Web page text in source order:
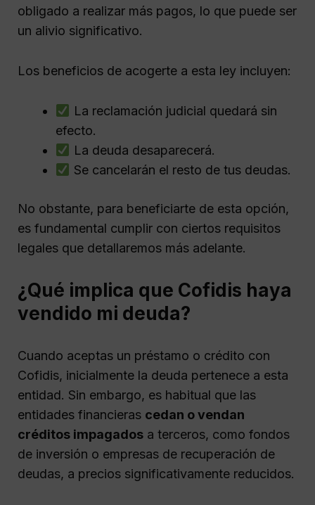
obligado a realizar más pagos, lo que puede ser
un alivio significativo.
Los beneficios de acogerte a esta ley incluyen:
La reclamación judicial quedará sin
efecto.
La deuda desaparecerá.
Se cancelarán el resto de tus deudas.
No obstante, para beneficiarte de esta opción,
es fundamental cumplir con ciertos requisitos
legales que detallaremos más adelante.
¿Qué implica que Cofidis haya
vendido mi deuda?
Cuando aceptas un préstamo o crédito con
Cofidis, inicialmente la deuda pertenece a esta
entidad. Sin embargo, es habitual que las
entidades financieras cedan o vendan
créditos impagados a terceros, como fondos
de inversión o empresas de recuperación de
deudas, a precios significativamente reducidos.